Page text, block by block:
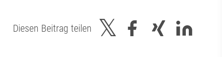
Diesen Beitrag teilen